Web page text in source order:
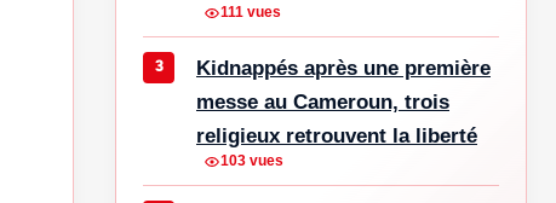
111 vues
Kidnappés après une première
messe au Cameroun, trois
religieux retrouvent la liberté
103 vues